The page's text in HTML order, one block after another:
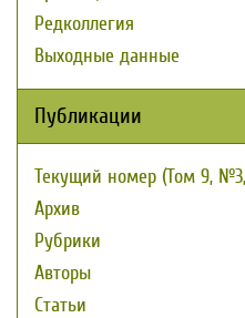
Редколлегия
Выходные данные
Публикации
Текущий номер (Том 9,
Архив
Рубрики
Авторы
Статьи